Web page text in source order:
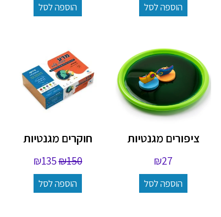
הוספה לסל הוספה לסל
ציפורים מגנטיות
₪27
הוספה לסל
חוקרים מגנטיות
₪150
₪135
הוספה לסל